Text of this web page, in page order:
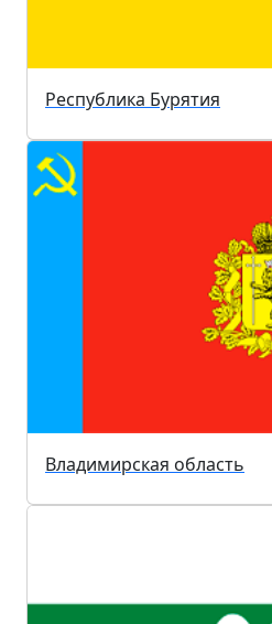
Республика Бурятия
Владимирская область